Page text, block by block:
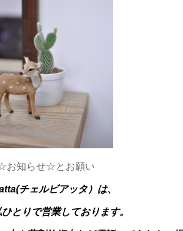
お知らせ☆とお願い
チェルビアッタ）は、
とりで営業しております。